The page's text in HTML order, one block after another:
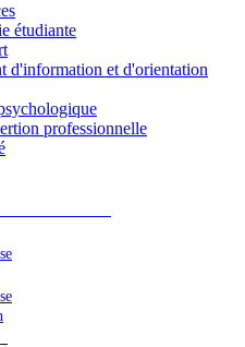
étudiante
d'information et d'orientation
professionnelle